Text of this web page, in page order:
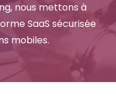
nous mettons à
SaaS sécurisée
mobiles.